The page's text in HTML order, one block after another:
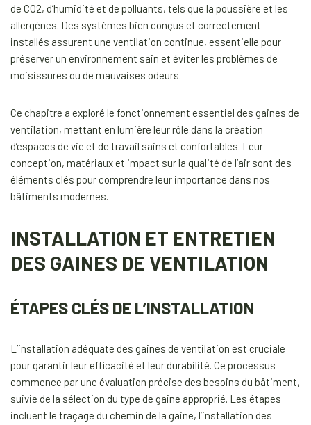
de CO2, d’humidité et de polluants, tels que la poussière et les
allergènes. Des systèmes bien conçus et correctement
installés assurent une ventilation continue, essentielle pour
préserver un environnement sain et éviter les problèmes de
moisissures ou de mauvaises odeurs.
Ce chapitre a exploré le fonctionnement essentiel des gaines de
ventilation, mettant en lumière leur rôle dans la création
d’espaces de vie et de travail sains et confortables. Leur
conception, matériaux et impact sur la qualité de l’air sont des
éléments clés pour comprendre leur importance dans nos
bâtiments modernes.
INSTALLATION ET ENTRETIEN
DES GAINES DE VENTILATION
ÉTAPES CLÉS DE L’INSTALLATION
L’installation adéquate des gaines de ventilation est cruciale
pour garantir leur efficacité et leur durabilité. Ce processus
commence par une évaluation précise des besoins du bâtiment,
suivie de la sélection du type de gaine approprié. Les étapes
incluent le traçage du chemin de la gaine, l’installation des